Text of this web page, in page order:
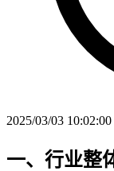
2025/03/03 10:02:00
一、行业整